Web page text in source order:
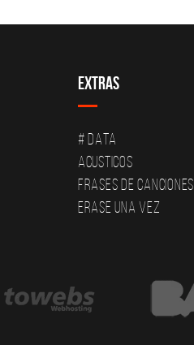
Extras
# DATA
Acusticos
Frases de canciones
Erase una vez